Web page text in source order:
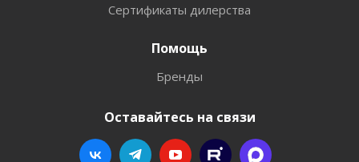
Сертификаты дилерства
Помощь
Бренды
Оставайтесь на связи